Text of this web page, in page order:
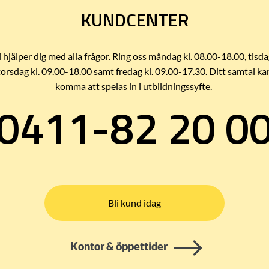
KUNDCENTER
hjälper dig med alla frågor. Ring oss måndag kl. 08.00-18.00,
kl. 09.00-18.00 samt fredag kl. 09.00-17.30. Ditt samtal
komma att spelas in i utbildningssyfte.
82 20
Bli kund idag
Kontor & öppettider